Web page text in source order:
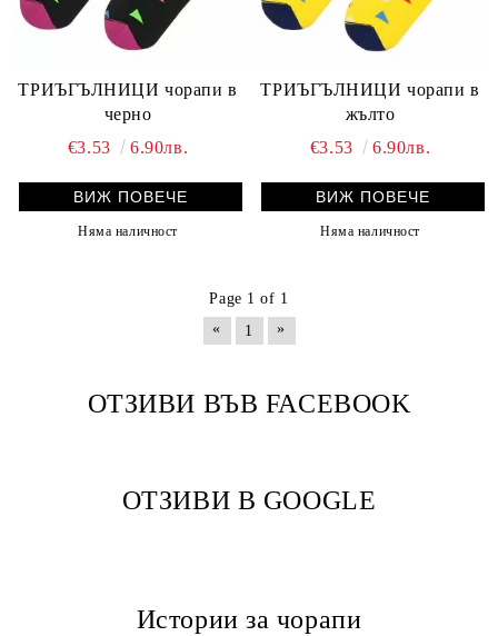
ТРИЪГЪЛНИЦИ чорапи в
черно
€3.53
6.90лв.
ВИЖ ПОВЕЧЕ
Няма наличност
ТРИЪГЪЛНИЦИ чорапи в
жълто
€3.53
6.90лв.
ВИЖ ПОВЕЧЕ
Няма наличност
Page 1 of 1
«
1 »
ОТЗИВИ ВЪВ FACEBOOK
ОТЗИВИ В GOOGLE
Истории за чорапи